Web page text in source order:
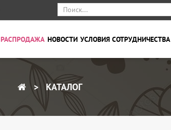
РАСПРОДАЖА НОВОСТИ УСЛОВИЯ СОТРУДНИЧЕСТВА
КАТАЛОГ